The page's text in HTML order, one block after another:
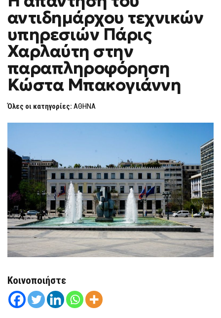
ΑΠΆΝΤΗΣΗ
ΤΟΥ
ΑΝΤΙΔΗΜΆΡΧΟΥ
ΤΕΧΝΙΚΏΝ
ΥΠΗΡΕΣΙΏΝ
ΠΆΡΙΣ
ΧΑΡΛΑΎΤΗ
ΣΤΗΝ
ΠΑΡΑΠΛΗΡΟΦΌΡΗΣΗ
ΚΏΣΤΑ
ΜΠΑΚΟΓΙΆΝΝΗ
αντιδημάρχου τεχνικών
υπηρεσιών Πάρις
Χαρλαύτη στην
παραπληροφόρηση
Κώστα Μπακογιάννη
Όλες οι κατηγορίες: ΑΘΗΝΑ
Κοινοποιήστε